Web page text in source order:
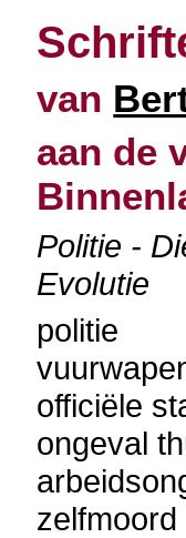
van
aan de
Politie -
Evolutie
politie
officiële
ongeval
zelfmoord